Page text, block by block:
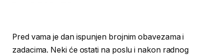
Pred vama je dan ispunjen brojnim obavezama i
zadacima. Neki će ostati na poslu i nakon radnog